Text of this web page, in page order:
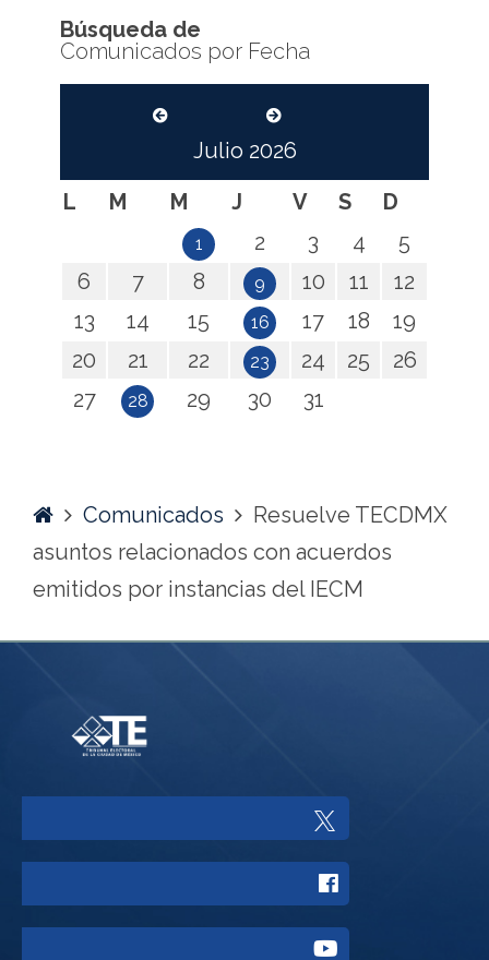
Búsqueda de
Comunicados por Fecha
Julio 2026
L
M M J V S D
1 2 3 4
5
6
7 8 9 10 11
12
13
14 15 16 17 18
19
20
21 22 23 24 25
26
27
28 29 30 31
HomeComunicados
Resuelve TECDMX
asuntos relacionados con acuerdos
emitidos por instancias del IECM
a
Twitter
a